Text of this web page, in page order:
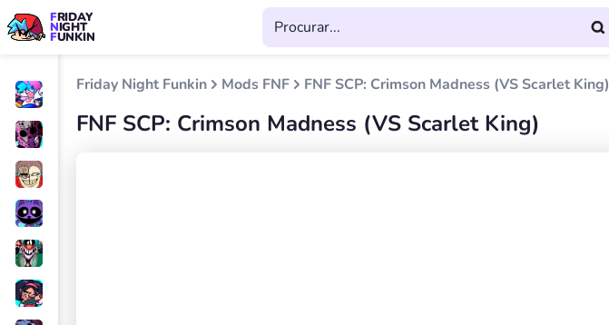
FRIDAY
NIGHT
FUNKIN
Friday Night Funkin Mods FNF FNF SCP: Crimson Madness (VS Scarlet King)
FNF SCP: Crimson Madness (VS Scarlet King)